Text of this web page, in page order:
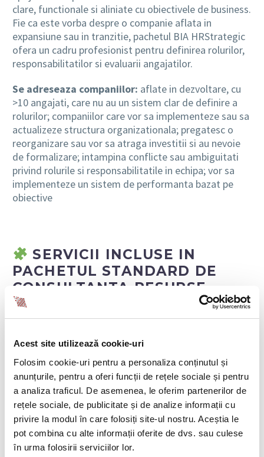
Acest site utilizează cookie-uri
Folosim cookie-uri pentru a personaliza conținutul și
anunțurile, pentru a oferi funcții de rețele sociale și pentru
a analiza traficul. De asemenea, le oferim partenerilor de
rețele sociale, de publicitate și de analize informații cu
privire la modul în care folosiți site-ul nostru. Aceștia le
pot combina cu alte informații oferite de dvs. sau culese
în urma folosirii serviciilor lor.
clare, functionale si aliniate cu obiectivele de business.
Fie ca este vorba despre o companie aflata in
expansiune sau in tranzitie, pachetul BIA HRStrategic
ofera un cadru profesionist pentru definirea rolurilor,
responsabilitatilor si evaluarii angajatilor.
Se adreseaza companiilor: aflate in dezvoltare, cu
>10 angajati, care nu au un sistem clar de definire a
rolurilor; companiilor care vor sa implementeze sau sa
actualizeze structura organizationala; pregatesc o
reorganizare sau vor sa atraga investitii si au nevoie
de formalizare; intampina conflicte sau ambiguitati
privind rolurile si responsabilitatile in echipa; vor sa
implementeze un sistem de performanta bazat pe
obiective
SERVICII INCLUSE IN
PACHETUL STANDARD DE
CONSULTANTA RESURSE
UMANE:
ANALIZA A STRUCTURII
– Interviuri cu managementul (1-2 sesiuni)
– Evaluarea fluxurilor interne de decizie si comunicare
– Identificarea blocajelor, redundantelor sau golurilor
de responsabilitate
REDESENAREA STRUCTURII